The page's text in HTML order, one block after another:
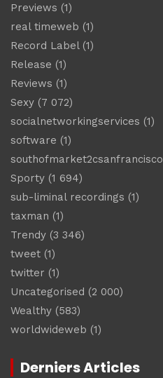
Previews (1)
real timeweb (1)
Record Label(1)
Release (1)
Reviews (1)
Sexy (7 072)
socialnetworkingservices (1)
software (1)
southofmarket2csanfrancisco
Sporty (1 694)
sub-liminal recordings (1)
taxman (1)
Trendy (3 346)
tweet (1)
twitter (1)
Uncategorised (2 000)
Wealthy (583)
worldwideweb (1)
Derniers Articles